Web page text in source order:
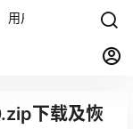
用户协议 联系我们
下载及恢